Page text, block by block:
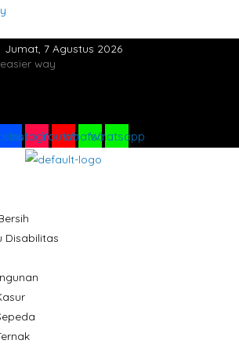
Jumat, 7 Agustus 2026
InstagramYoutubeWhatsappWhatsapp
Disabilitas